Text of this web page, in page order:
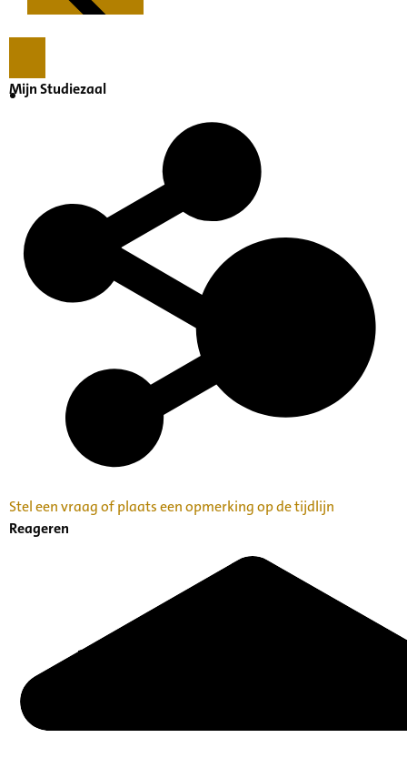
Mijn Studiezaal
Stel een vraag of plaats een opmerking op de tijdlijn
Reageren